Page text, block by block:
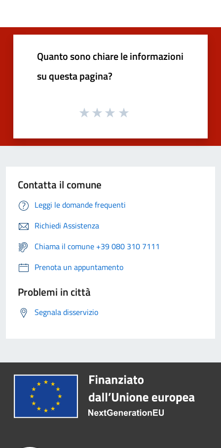
Quanto sono chiare le informazioni
su questa pagina?
Contatta il comune
Leggi le domande frequenti
Richiedi Assistenza
Chiama il comune +39 080 310 7111
Prenota un appuntamento
Problemi in città
Segnala disservizio